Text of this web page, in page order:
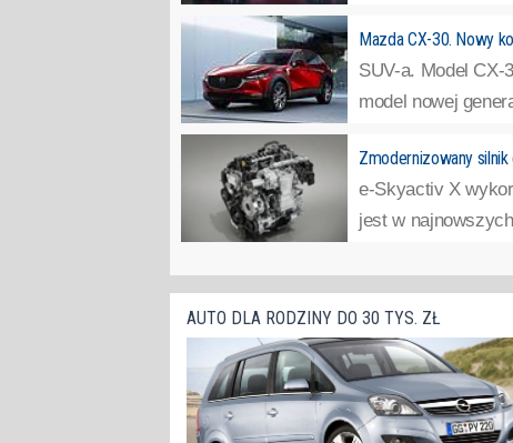
Mazda CX-30. Nowy
SUV-a. Model
model nowej
Zmodernizowany
e-Skyactiv X
jest w
AUTO DLA RODZINY DO 30 TYS. ZŁ